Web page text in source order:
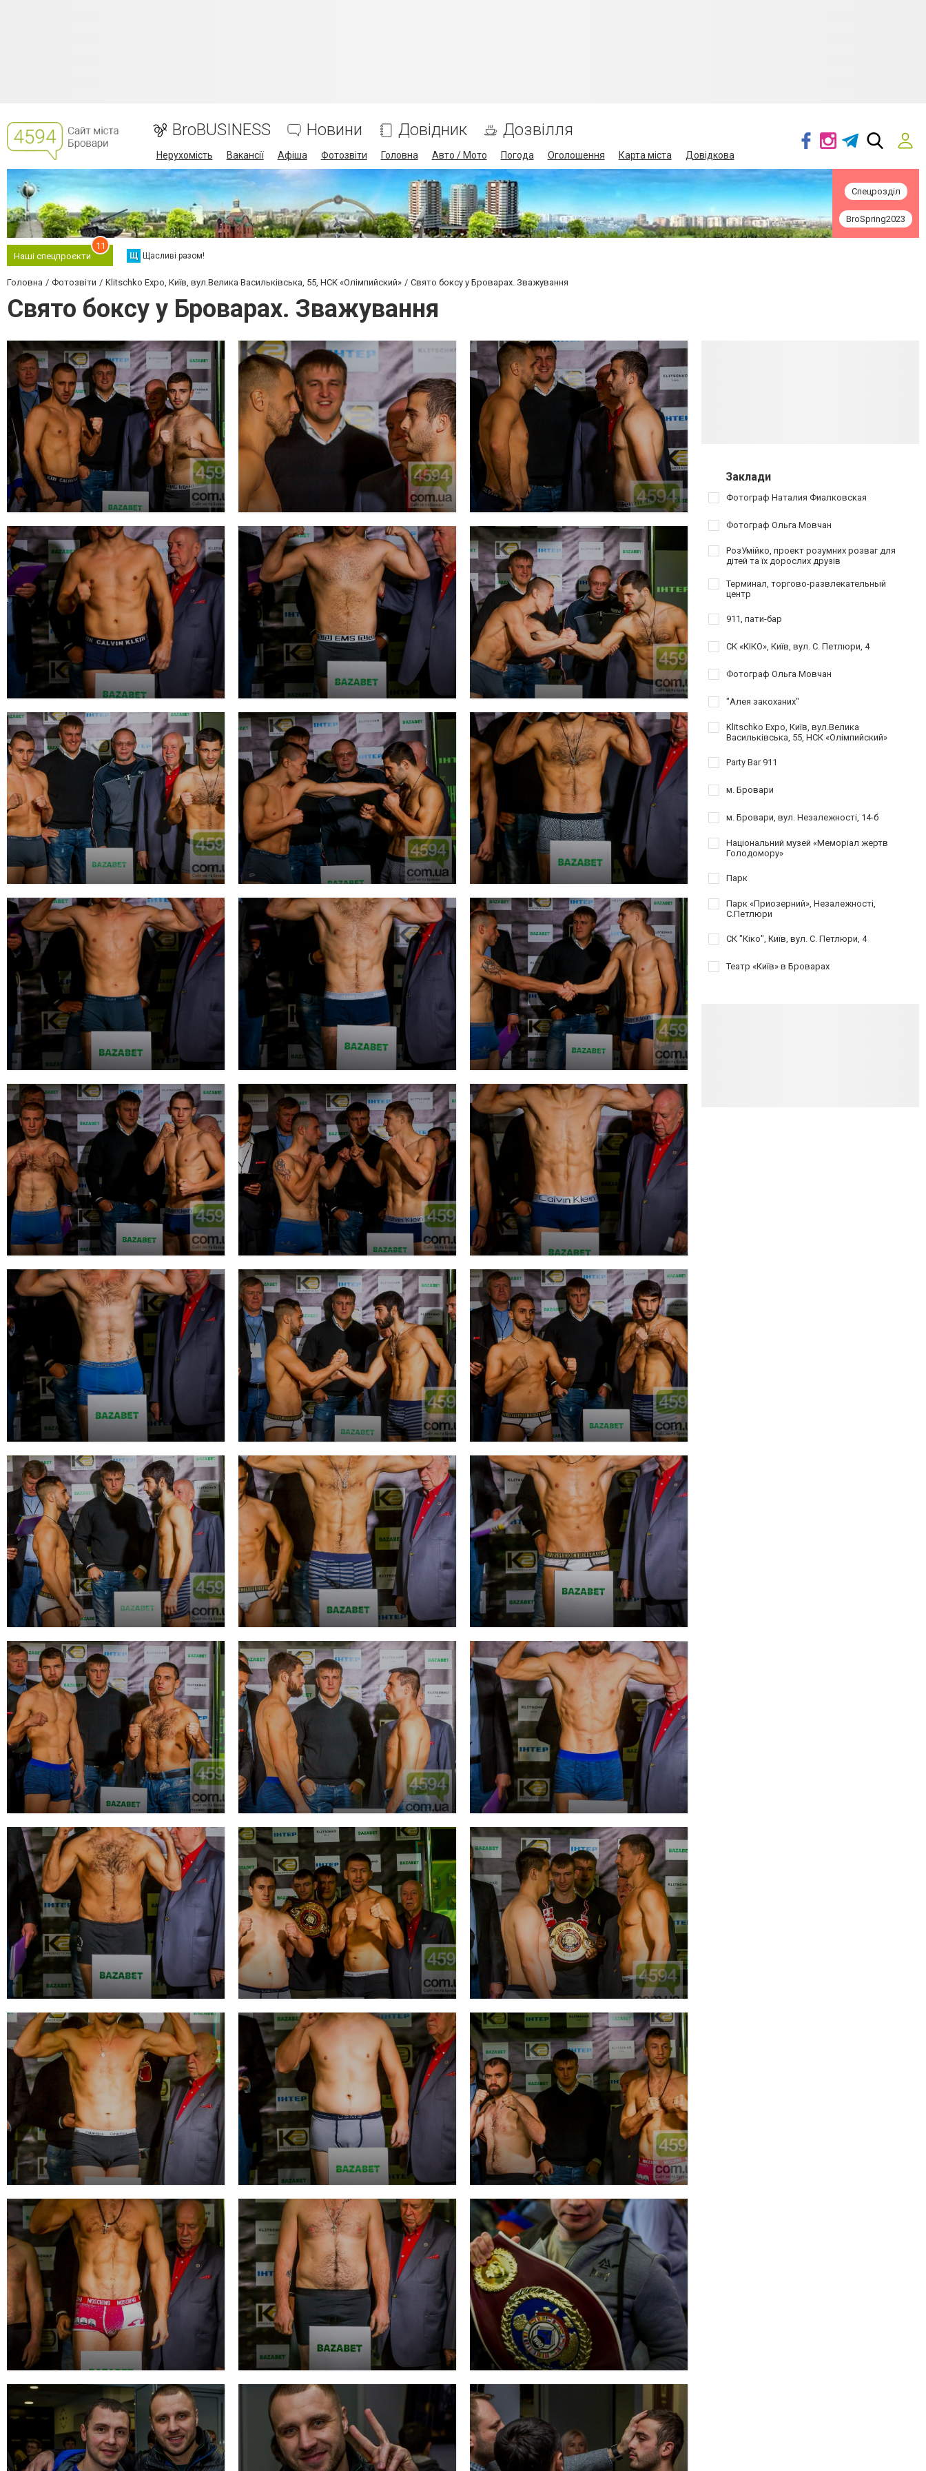
BroBUSINESS Новини Довідник Дозвілля
Нерухомість Вакансії Афіша Фотозвіти Головна Авто / Мото Погода Оголошення Карта міста Довідкова
Спецрозділ
BroSpring2023
Наші спецпроєкти
11
Щ Щасливі разом!
Головна Фотозвіти Klitschko Expo, Київ, вул.Велика Васильківська, 55, НСК «Олімпийский» Свято боксу у Броварах. Зважування
Свято боксу у Броварах. Зважування
Заклади
Фотограф Наталия Фиалковская
Фотограф Ольга Мовчан
РозУмійко, проект розумних розваг для
дітей та їх дорослих друзів
Терминал, торгово-развлекательный
центр
911, пати-бар
СК «КІКО», Київ, вул. C. Петлюри, 4
Фотограф Ольга Мовчан
"Алея закоханих"
Klitschko Expo, Київ, вул.Велика
Васильківська, 55, НСК «Олімпийский»
Party Bar 911
м. Бровари
м. Бровари, вул. Незалежності, 14-б
Національний музей «Меморіал жертв
Голодомору»
Парк
Парк «Приозерний», Незалежності,
С.Петлюри
СК "Кіко", Київ, вул. С. Петлюри, 4
Театр «Київ» в Броварах